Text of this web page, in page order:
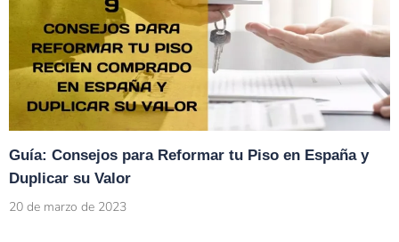
Guía: Consejos para Reformar tu Piso en España y
Duplicar su Valor
20 de marzo de 2023